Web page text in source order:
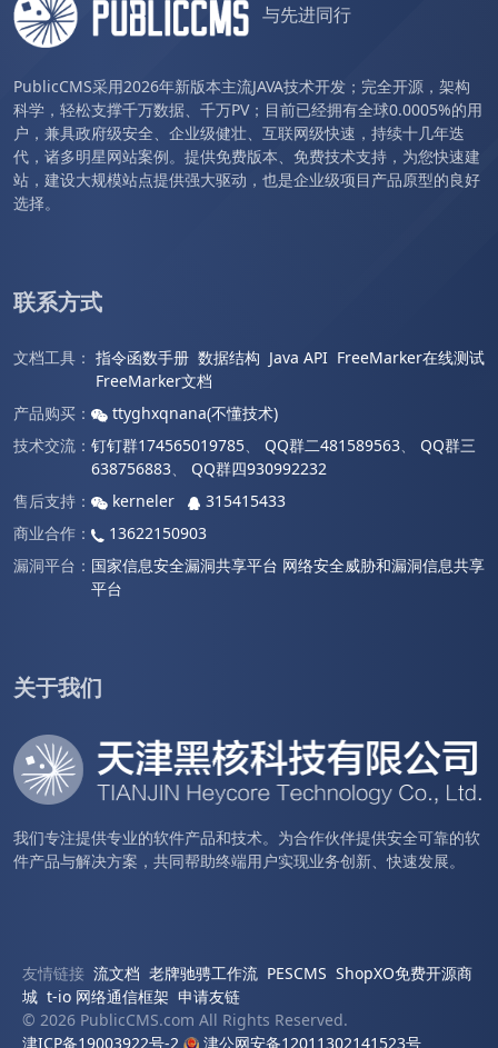
与先进同行
PublicCMS采用2026年新版本主流JAVA技术开发；完全开源，架构
科学，轻松支撑千万数据、千万PV；目前已经拥有全球0.0005%的用
户，兼具政府级安全、企业级健壮、互联网级快速，持续十几年迭
代，诸多明星网站案例。提供免费版本、免费技术支持，为您快速建
站，建设大规模站点提供强大驱动，也是企业级项目产品原型的良好
选择。
联系方式
文档工具： 指令函数手册 数据结构 Java API FreeMarker在线测试
FreeMarker文档
产品购买：
ttyghxqnana(不懂技术)
技术交流： 钉钉群174565019785、 QQ群二481589563、 QQ群三
638756883、 QQ群四930992232
售后支持：
kerneler
315415433
商业合作：
13622150903
漏洞平台： 国家信息安全漏洞共享平台 网络安全威胁和漏洞信息共享
平台
关于我们
我们专注提供专业的软件产品和技术。为合作伙伴提供安全可靠的软
件产品与解决方案，共同帮助终端用户实现业务创新、快速发展。
友情链接 流文档 老牌驰骋工作流 PESCMS ShopXO免费开源商
城 t-io 网络通信框架 申请友链
© 2026 PublicCMS.com All Rights Reserved.
津ICP备19003922号-2
津公网安备12011302141523号